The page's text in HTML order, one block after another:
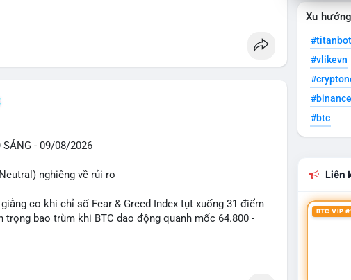
khung pháp lý tại Davos; Bồ Đào Nha chặn Polymarket.
SÁNG - 09/08/2026
nghiêng về rủi ro
co khi chỉ số Fear & Greed Index tụt xuống 31 điểm
trọng bao trùm khi BTC dao động quanh mốc 64.800 -
voi diễn ra mạnh mẽ với 7 giao dịch BTC lớn được ghi
Xu
#titanbot
#vlikevn
#btc
Liên
BTC VIP